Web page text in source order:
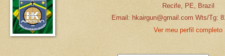
Recife, PE, Brazil
Email: hkairgun@gmail.com Wts/Tg:
Ver meu perfil completo